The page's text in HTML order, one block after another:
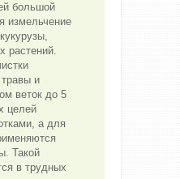
большой
измельчение
растений.
травы и
веток до 5
целей
а для
Такой
в трудных